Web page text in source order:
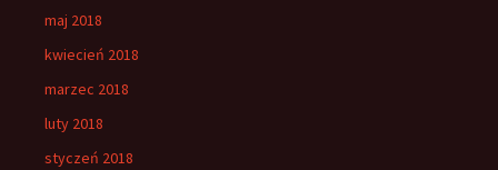
maj 2018
kwiecień 2018
marzec 2018
luty 2018
styczeń 2018